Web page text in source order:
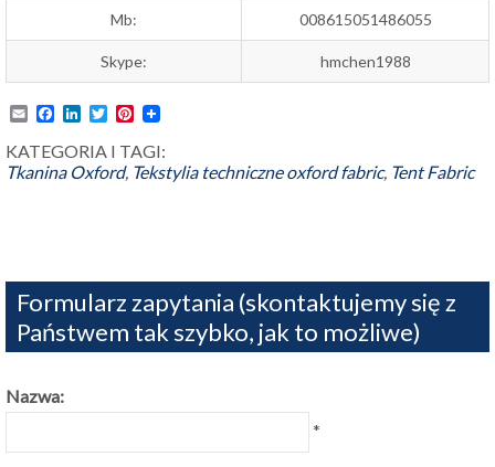
Mb: 008615051486055
Skype: hmchen1988
EmailFacebook
LinkedIn
TwitterPinterest
KATEGORIA I TAGI:
Tkanina Oxford, Tekstylia techniczne oxford fabric, Tent Fabric
Formularz zapytania (skontaktujemy się z
Państwem tak szybko, jak to możliwe)
Nazwa:
*